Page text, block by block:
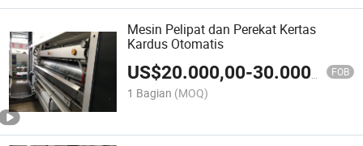
Mesin Pelipat dan Perekat Kertas
Kardus Otomatis
US$20.000,00-30.000,00 FOB
1 Bagian (MOQ)